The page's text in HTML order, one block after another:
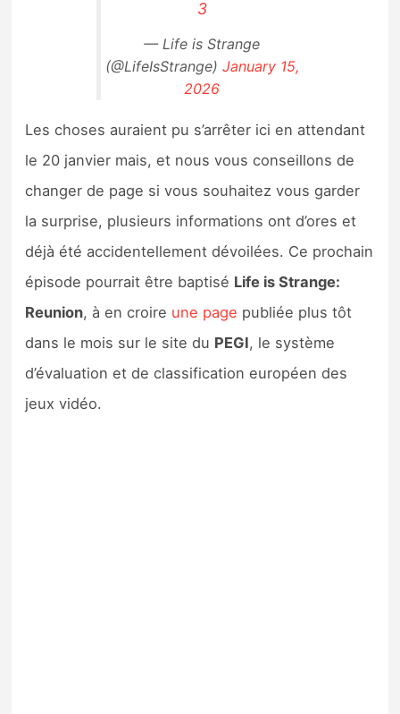
3
— Life is Strange
(@LifeIsStrange) January 15,
2026
Les choses auraient pu s’arrêter ici en attendant
le 20 janvier mais, et nous vous conseillons de
changer de page si vous souhaitez vous garder
la surprise, plusieurs informations ont d’ores et
déjà été accidentellement dévoilées. Ce prochain
épisode pourrait être baptisé Life is Strange:
Reunion, à en croire une page publiée plus tôt
dans le mois sur le site du PEGI, le système
d’évaluation et de classification européen des
jeux vidéo.